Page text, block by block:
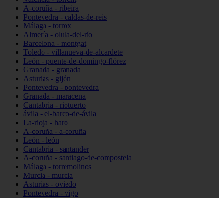
A-coruña - ribeira
Pontevedra - caldas-de-reis
Málaga - torrox
Almería - olula-del-río
Barcelona - montgat
Toledo - villanueva-de-alcardete
León - puente-de-domingo-flórez
Granada - granada
Asturias - gijón
Pontevedra - pontevedra
Granada - maracena
Cantabria - riotuerto
ávila - el-barco-de-ávila
La-rioja - haro
A-coruña - a-coruña
León - león
Cantabria - santander
A-coruña - santiago-de-compostela
Málaga - torremolinos
Murcia - murcia
Asturias - oviedo
Pontevedra - vigo